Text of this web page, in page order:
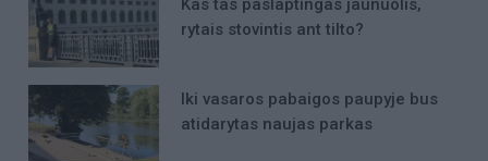
Kas tas paslaptingas jaunuolis,
rytais stovintis ant tilto?
Iki vasaros pabaigos paupyje bus
atidarytas naujas parkas